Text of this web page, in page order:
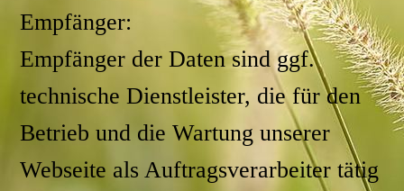
Empfänger:
Empfänger der Daten sind ggf.
technische Dienstleister, die für den
Betrieb und die Wartung unserer
Webseite als Auftragsverarbeiter tätig